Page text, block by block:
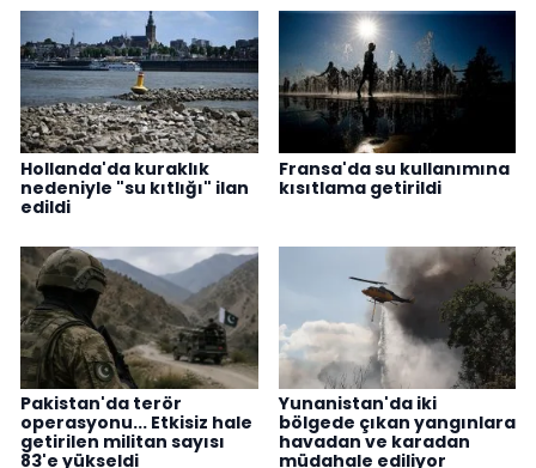
Hollanda'da kuraklık
nedeniyle "su kıtlığı" ilan
edildi
Fransa'da su kullanımına
kısıtlama getirildi
Pakistan'da terör
operasyonu... Etkisiz hale
getirilen militan sayısı
83'e yükseldi
Yunanistan'da iki
bölgede çıkan yangınlara
havadan ve karadan
müdahale ediliyor